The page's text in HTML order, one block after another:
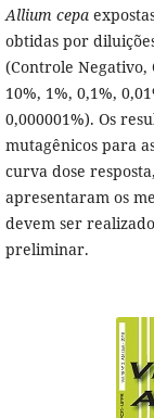
Allium cepa
obtidas por
(Controle Negativo,
10%, 1%, 0,1%,
0,000001%). Os
mutagênicos para
curva dose
apresentaram os
devem ser
preliminar.